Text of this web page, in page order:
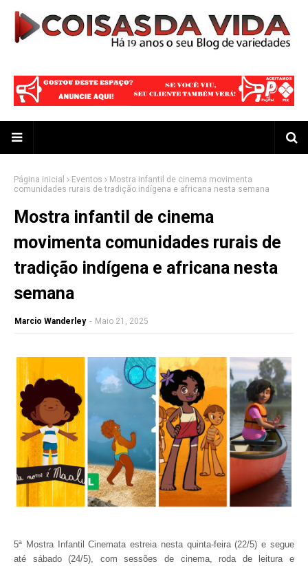
Página inicial Eventos
Mostra infantil de cinema movimenta
comunidades rurais de tradição indígena e africana nesta semana
Mostra infantil de cinema
movimenta comunidades rurais de
tradição indígena e africana nesta
semana
Marcio Wanderley - Maio 21, 2025
5ª Mostra Infantil Cinemata estreia nesta quinta-feira (22/5) e segue
até sábado (24/5), com sessões de cinema, roda de leitura e